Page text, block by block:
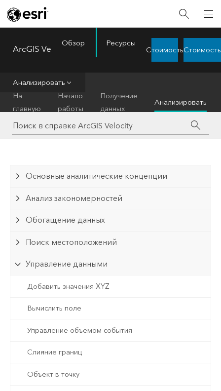
ArcGIS Velocity
Обзор Ресурсы
СтоимостьСтоимость
Анализировать
На
главную
Начало
работы
Получение
данных
Анализировать
Основные аналитические концепции
Анализ закономерностей
Обогащение данных
Поиск местоположений
Управление данными
Добавить значения XYZ
Вычислить поле
Управление объемом события
Слияние границ
Объект в точку